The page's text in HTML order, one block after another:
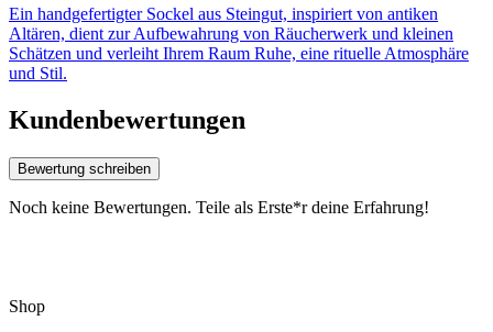
Ein handgefertigter Sockel aus Steingut, inspiriert von antiken
Altären, dient zur Aufbewahrung von Räucherwerk und kleinen
Schätzen und verleiht Ihrem Raum Ruhe, eine rituelle Atmosphäre
und Stil.
Kundenbewertungen
Bewertung schreiben
Noch keine Bewertungen. Teile als Erste*r deine Erfahrung!
Shop